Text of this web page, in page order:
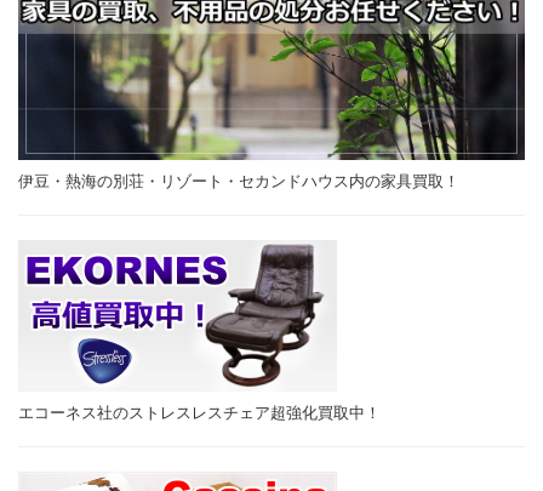
伊豆・熱海の別荘・リゾート・セカンドハウス内の家具買取！
エコーネス社のストレスレスチェア超強化買取中！